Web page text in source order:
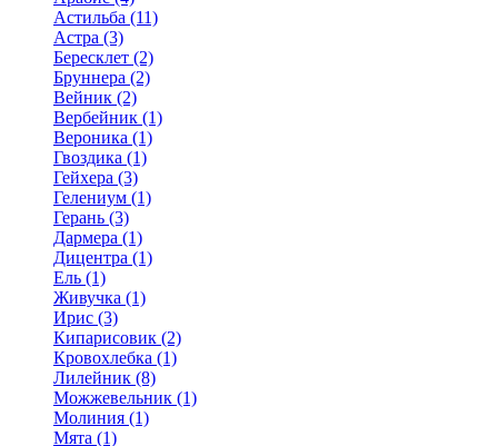
Астильба (11)
Астра (3)
Бересклет (2)
Бруннера (2)
Вейник (2)
Вербейник (1)
Вероника (1)
Гвоздика (1)
Гейхера (3)
Гелениум (1)
Герань (3)
Дармера (1)
Дицентра (1)
Ель (1)
Живучка (1)
Ирис (3)
Кипарисовик (2)
Кровохлебка (1)
Лилейник (8)
Можжевельник (1)
Молиния (1)
Мята (1)